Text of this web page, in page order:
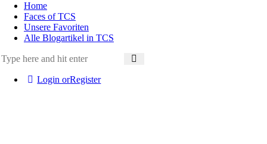
Home
Faces of TCS
Unsere Favoriten
Alle Blogartikel in TCS
Login orRegister